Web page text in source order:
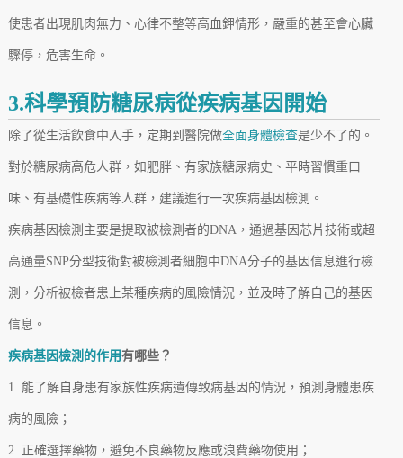
使患者出現肌肉無力、心律不整等高血鉀情形，嚴重的甚至會心臟
驟停，危害生命。
3.科學預防糖尿病從疾病基因開始
除了從生活飲食中入手，定期到醫院做全面身體檢查是少不了的。
對於糖尿病高危人群，如肥胖、有家族糖尿病史、平時習慣重口
味、有基礎性疾病等人群，建議進行一次疾病基因檢測。
疾病基因檢測主要是提取被檢測者的DNA，通過基因芯片技術或超
高通量SNP分型技術對被檢測者細胞中DNA分子的基因信息進行檢
測，分析被檢者患上某種疾病的風險情況，並及時了解自己的基因
信息。
疾病基因檢測的作用有哪些？
1. 能了解自身患有家族性疾病遺傳致病基因的情況，預測身體患疾
病的風險；
2. 正確選擇藥物，避免不良藥物反應或浪費藥物使用；